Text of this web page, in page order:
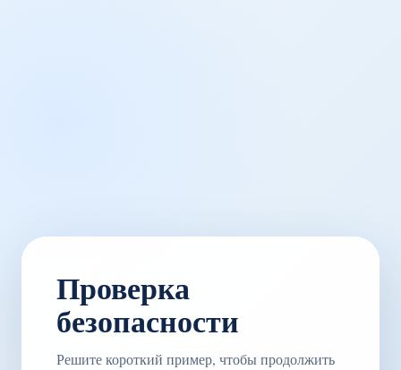
Проверка
безопасности
Решите короткий пример, чтобы продолжить